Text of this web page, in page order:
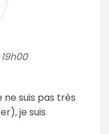
suis pas très
je suis